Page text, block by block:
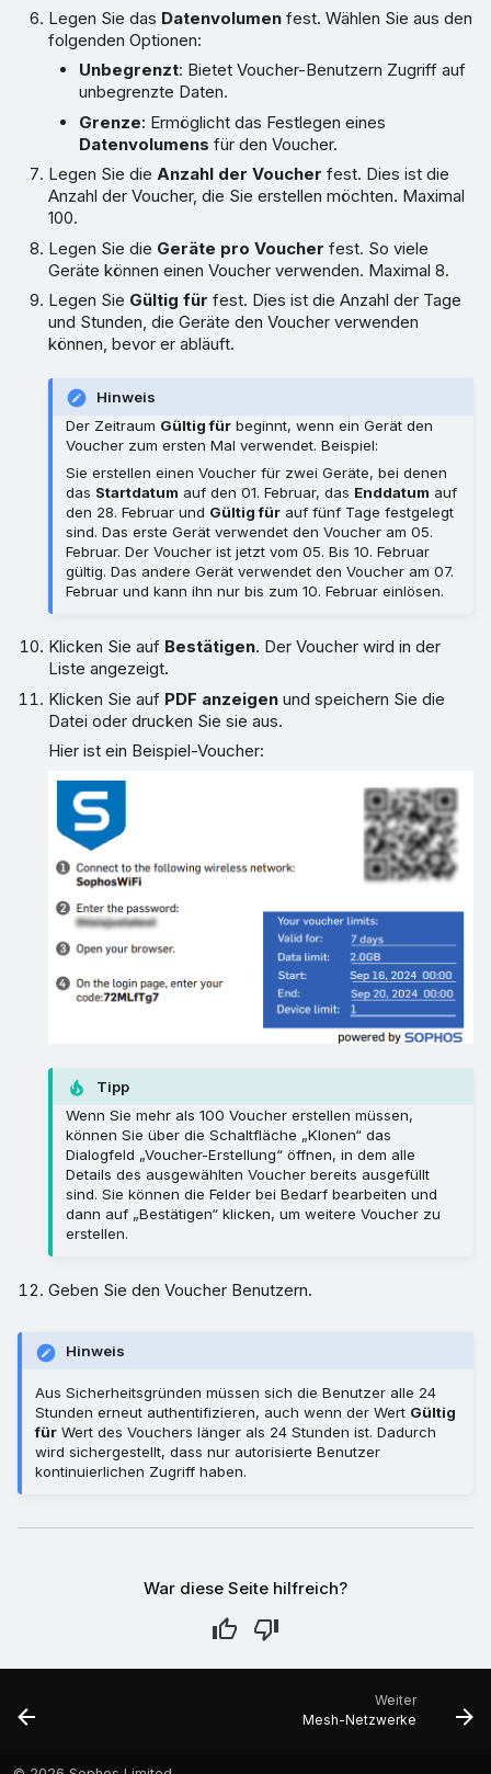
Legen Sie das Datenvolumen fest. Wählen Sie aus den
folgenden Optionen:
Unbegrenzt: Bietet Voucher-Benutzern Zugriff auf
unbegrenzte Daten.
Grenze: Ermöglicht das Festlegen eines
Datenvolumens für den Voucher.
Legen Sie dieAnzahl der Voucher fest. Dies ist die
Anzahl der Voucher, die Sie erstellen möchten. Maximal
100.
Legen Sie die Geräte pro Voucher fest. So viele
Geräte können einen Voucher verwenden. Maximal 8.
Legen Sie Gültig für fest. Dies ist die Anzahl der Tage
und Stunden, die Geräte den Voucher verwenden
können, bevor er abläuft.
Hinweis
Der Zeitraum Gültig für beginnt, wenn ein Gerät den
Voucher zum ersten Mal verwendet. Beispiel:
Sie erstellen einen Voucher für zwei Geräte, bei denen
das Startdatum auf den 01. Februar, das Enddatum auf
den 28. Februar und Gültig für auf fünf Tage festgelegt
sind. Das erste Gerät verwendet den Voucher am 05.
Februar. Der Voucher ist jetzt vom 05. Bis 10. Februar
gültig. Das andere Gerät verwendet den Voucher am 07.
Februar und kann ihn nur bis zum 10. Februar einlösen.
Klicken Sie auf Bestätigen. Der Voucher wird in der
Liste angezeigt.
Klicken Sie auf PDF anzeigen und speichern Sie die
Datei oder drucken Sie sie aus.
Hier ist ein Beispiel-Voucher:
Tipp
Wenn Sie mehr als 100 Voucher erstellen müssen,
können Sie über die Schaltfläche „Klonen“ das
Dialogfeld „Voucher-Erstellung“ öffnen, in dem alle
Details des ausgewählten Voucher bereits ausgefüllt
sind. Sie können die Felder bei Bedarf bearbeiten und
dann auf „Bestätigen“ klicken, um weitere Voucher zu
erstellen.
Geben Sie den Voucher Benutzern.
Hinweis
Aus Sicherheitsgründen müssen sich die Benutzer alle 24
Stunden erneut authentifizieren, auch wenn der Wert Gültig
für Wert des Vouchers länger als 24 Stunden ist. Dadurch
wird sichergestellt, dass nur autorisierte Benutzer
kontinuierlichen Zugriff haben.
War diese Seite hilfreich?
Weiter
Mesh-Netzwerke